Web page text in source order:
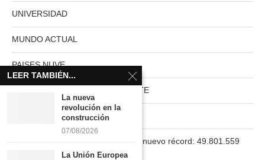
UNIVERSIDAD
MUNDO ACTUAL
PAISES NUVE
HABITAT RURAL AUTOSUFICIENTE
La población en España marca un nuevo récord: 49.801.559
LEER TAMBIÉN...
La nueva
revolución en la
construcción
07/08/2026
La Unión Europea